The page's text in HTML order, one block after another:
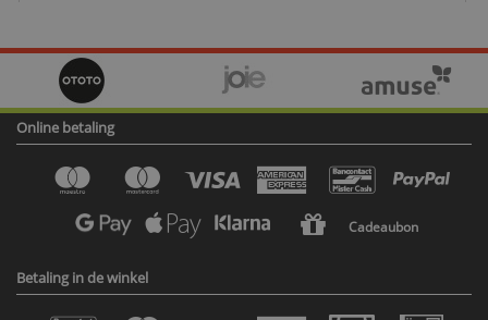
Online betaling
Cadeaubon
Betaling in de winkel